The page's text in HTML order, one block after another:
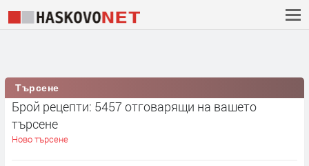
Търсене
Брой рецепти: 5457 отговарящи на вашето
търсене
Ново търсене